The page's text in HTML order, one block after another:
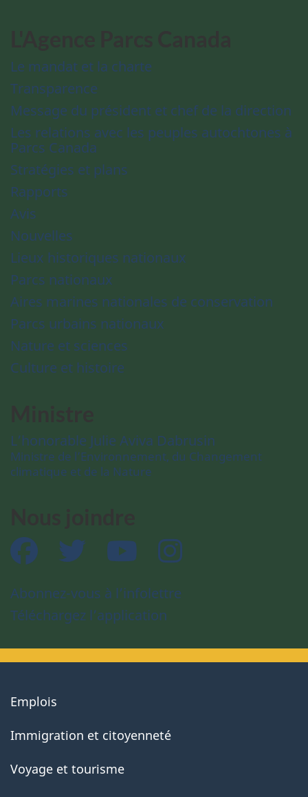
Le mandat et la charte
Transparence
Message du président et chef de la direction
Les relations avec les peuples autochtones à
Parcs Canada
Stratégies et plans
Rapports
Avis
Nouvelles
Lieux historiques nationaux
Parcs nationaux
Aires marines nationales de conservation
Parcs urbains nationaux
Nature et sciences
Culture et histoire
L’honorable Julie Aviva Dabrusin
Ministre de l’Environnement, du Changement
climatique et de la Nature
Facebook Twitter YouTube
Abonnez-vous à l’infolettre
Téléchargez l’application
About
government
Emplois
Immigration et citoyenneté
Voyage et tourisme